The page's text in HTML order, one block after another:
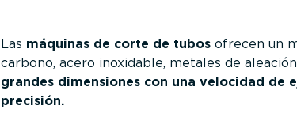
Las máquinas de corte de tubos ofrecen un
carbono, acero inoxidable, metales de
grandes dimensiones con una velocidad de
precisión.